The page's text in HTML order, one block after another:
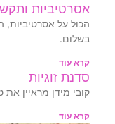
אסרטיביות
הכול על אסרטיביות,
בשלום.
קרא עוד
סדנת זוגיות
קובי מידן מראיין את
קרא עוד